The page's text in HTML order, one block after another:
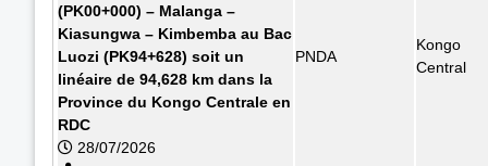
(PK00+000) – Malanga –
Kiasungwa – Kimbemba au Bac
Luozi (PK94+628) soit un
linéaire de 94,628 km dans la
Province du Kongo Centrale en
RDC
28/07/2026
PNDA
Kongo
Central